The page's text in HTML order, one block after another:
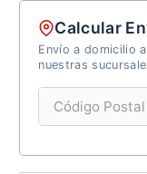
Calcular
Envío a domicilio
nuestras